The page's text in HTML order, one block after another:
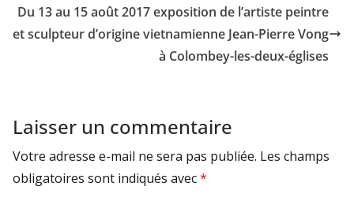
Du 13 au 15 août 2017 exposition de l’artiste peintre
et sculpteur d’origine vietnamienne Jean-Pierre Vong
à Colombey-les-deux-églises
Laisser un commentaire
Votre adresse e-mail ne sera pas publiée. Les champs
obligatoires sont indiqués avec*